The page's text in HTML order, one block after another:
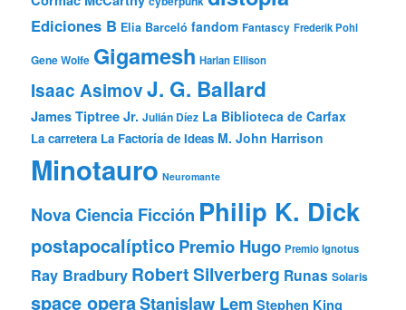
Ediciones B Elia Barceló fandom Fantascy Frederik Pohl
Gene Wolfe Gigamesh Harlan Ellison
Isaac AsimovJ. G. Ballard
James Tiptree Jr. Julián Díez La Biblioteca de Carfax
La carretera La Factoría de Ideas M. John Harrison
Minotauro Neuromante
Nova Ciencia Ficción Philip K. Dick
postapocalípticoPremio Hugo Premio Ignotus
Ray Bradbury Robert Silverberg Runas Solaris
space operaStanislaw Lem Stephen King